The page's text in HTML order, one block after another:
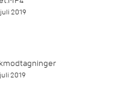
2019
2019